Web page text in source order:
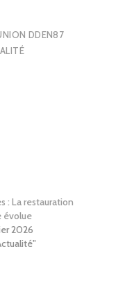
DDEN87
: La restauration
évolue
2026